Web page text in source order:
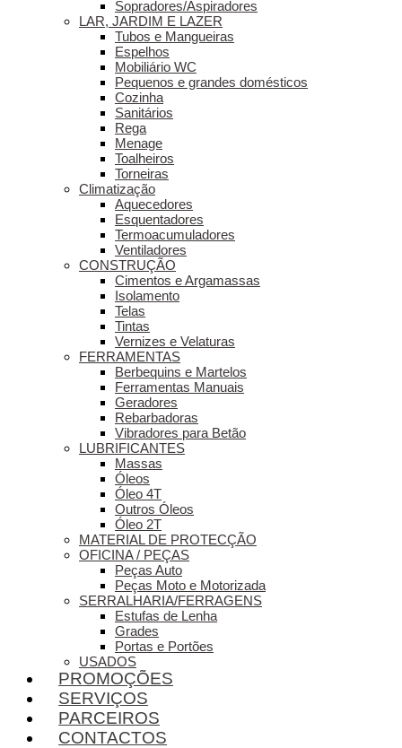
Sopradores/Aspiradores
LAR, JARDIM E LAZER
Tubos e Mangueiras
Espelhos
Mobiliário WC
Pequenos e grandes domésticos
Cozinha
Sanitários
Rega
Menage
Toalheiros
Torneiras
Climatização
Aquecedores
Esquentadores
Termoacumuladores
Ventiladores
CONSTRUÇÃO
Cimentos e Argamassas
Isolamento
Telas
Tintas
Vernizes e Velaturas
FERRAMENTAS
Berbequins e Martelos
Ferramentas Manuais
Geradores
Rebarbadoras
Vibradores para Betão
LUBRIFICANTES
Massas
Óleos
Óleo 4T
Outros Óleos
Óleo 2T
MATERIAL DE PROTECÇÃO
OFICINA / PEÇAS
Peças Auto
Peças Moto e Motorizada
SERRALHARIA/FERRAGENS
Estufas de Lenha
Grades
Portas e Portões
USADOS
PROMOÇÕES
SERVIÇOS
PARCEIROS
CONTACTOS